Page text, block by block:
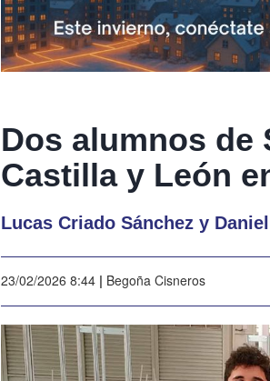
Dos alumnos de
Castilla y León
Lucas Criado Sánchez y
23/02/2026 8:44 | Begoña Cisneros